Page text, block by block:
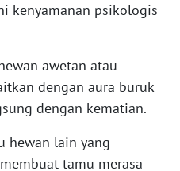
kenyamanan psikologis
awetan atau
dengan aura buruk
dengan kematian.
hewan lain yang
tamu merasa